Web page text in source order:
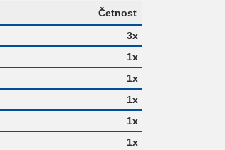
Četnost
3x
1x
1x
1x
1x
1x